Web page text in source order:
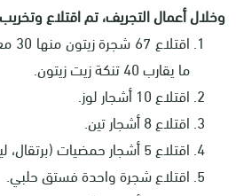
وخلال أعمال التجريف، تم اقتلاع
ما يقارب 40 تنكة زيت زيتون.
اقتلاع 10 أشجار لوز.
اقتلاع 8 أشجار تين.
اقتلاع 5 أشجار حمضيات (برتقال، ليمون، جريب فروت).
اقتلاع شجرة واحدة فستق حلبي.